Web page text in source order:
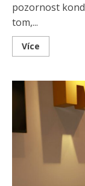
pozornost
tom,...
Více
more
Ledecký
pochlubil
postavou.
břišáky
ohromily
fanynek